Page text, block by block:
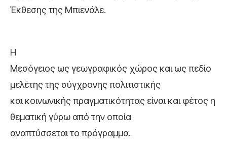
Έκθεσης της Μπιενάλε.
Η
Μεσόγειος ως γεωγραφικός χώρος και ως πεδίο
μελέτης της σύγχρονης πολιτιστικής
και κοινωνικής πραγματικότητας είναι και φέτος η
θεματική γύρω από την οποία
αναπτύσσεται το πρόγραμμα.